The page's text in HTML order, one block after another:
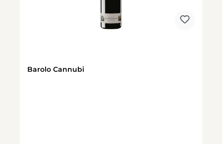
Barolo Cannubi